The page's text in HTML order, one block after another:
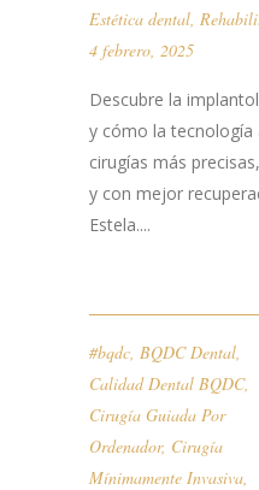
Estética dental,
4 febrero, 2025
Descubre la
y cómo la tecnología
cirugías más
y con mejor
Estela....
#bqdc, BQDC Dental,
Calidad Dental BQDC,
Cirugía Guiada Por
Ordenador, Cirugía
Mínimamente Invasiva,